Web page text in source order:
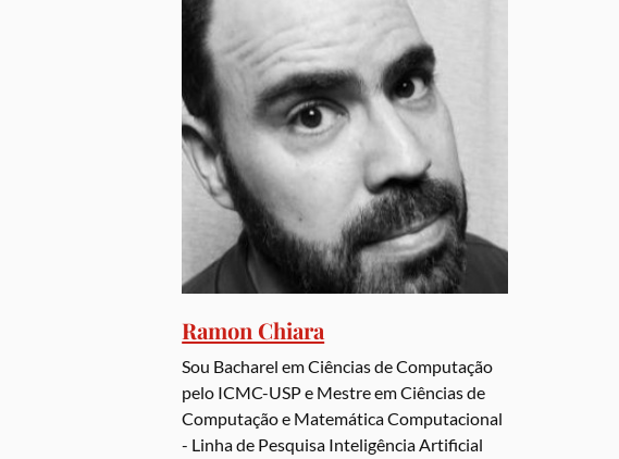
Ramon Chiara
Sou Bacharel em Ciências de Computação
pelo ICMC-USP e Mestre em Ciências de
Computação e Matemática Computacional
- Linha de Pesquisa Inteligência Artificial